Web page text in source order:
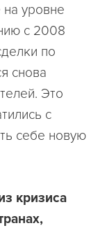
уровне
с 2008
по
снова
Это
с
себе новую
кризиса